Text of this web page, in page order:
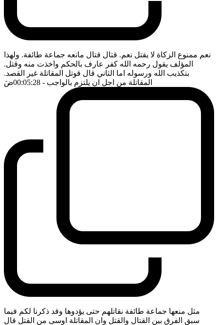
نعم ممنوع الزكاة لا يقتل نعم. قتال قتال مانعه جماعة طائفة. ولهذا
المؤلف يقول رحمه الله كفر عارف بالحكم واخذت منه وقتل.
بتكذيب الله ورسوله اما الثاني قال قوتل المقاتلة غير القصد.
المقاتلة من اجل ان يلتزم بالواجب - 00:05:28 ضَ
مثل منعها جماعة طائفة نقاتلهم حتى يؤدوها وقد ذكرنا لكم فيما
سبق الفرق بين القتال والقتل وان المقاتلة اوسى من القتل قال